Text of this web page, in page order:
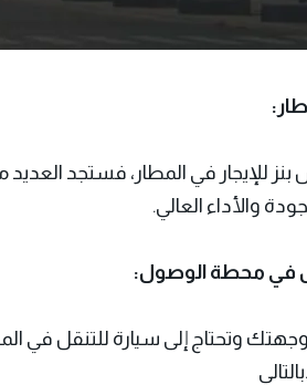
في المطار، فستجد العديد من
والأداء العالي.
في محطة الوصول:
وتحتاج إلى سيارة للتنقل في